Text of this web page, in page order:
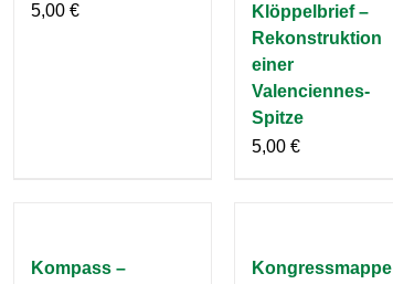
5,00 €
Klöppelbrief –
Rekonstruktion
einer
Valenciennes-
Spitze
5,00 €
Kompass –
Kongressmappe